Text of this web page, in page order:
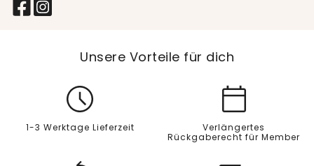
Unsere Vorteile für dich
1-3 Werktage Lieferzeit
Verlängertes
Rückgaberecht für Member